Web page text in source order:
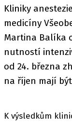
Kliniky
medicíny
Martina Balíka
nutností
od 24. března
na říjen mají
K výsledkům